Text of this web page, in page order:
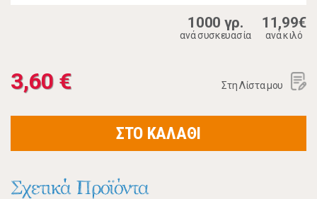
1000 γρ.
ανά συσκευασία
11,99€
ανά κιλό
3,60 € Στη Λίστα μου
ΣΤΟ ΚΑΛΑΘΙ
Σχετικά Προϊόντα